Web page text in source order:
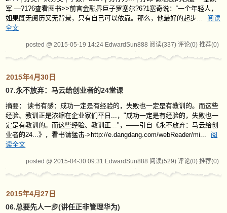
军 —?1?6查看图书>>前言金融界巨子罗塞尔?6?1塞奇说：“一个年轻人，
如果既无阅历又无背景，只有自己可以依靠。那么，他最好的起步...
阅读
全文
posted @ 2015-05-19 14:24 EdwardSun888 阅读(337) 评论(0) 推荐(0)
2015年4月30日
07.永不放弃：马云给创业者的24堂课
摘要： 读书有感：成功一定是有经验的，失败也一定是有教训的。而这些
经验、教训正是浓缩在企业家们平日...，"成功一定是有经验的，失败也一
定是有教训的。而这些经验、教训正..."，——引自《永不放弃：马云给创
业者的24...》，看书请猛击->http://e.dangdang.com/webReader/mi...
阅
读全文
posted @ 2015-04-30 09:31 EdwardSun888 阅读(529) 评论(0) 推荐(0)
2015年4月27日
06.总要先人一步(讲任正非管理华为)